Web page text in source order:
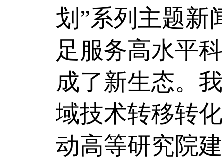
划”系列主题新
足服务高水平
成了新生态。
域技术转移转
动高等研究院